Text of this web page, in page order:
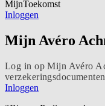
MijnToekomst
Inloggen
Mijn Avéro
Log in op Mijn Avéro
Inloggen